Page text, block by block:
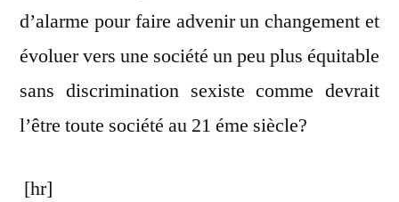
d’alarme pour faire advenir un changement et
évoluer vers une société un peu plus équitable
sans discrimination sexiste comme devrait
l’être toute société au 21 éme siècle?
[hr]